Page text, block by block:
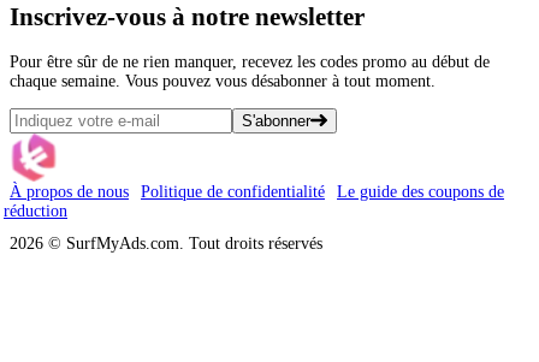
Inscrivez-vous à notre newsletter
Pour être sûr de ne rien manquer, recevez les codes promo au début de
chaque semaine. Vous pouvez vous désabonner à tout moment.
S'abonner
À propos de nous Politique de confidentialité
Le guide des coupons de
réduction
2026 © SurfMyAds.com. Tout droits réservés